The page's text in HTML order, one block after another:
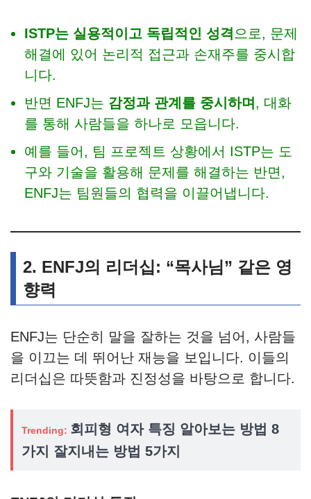
ISTP는 실용적이고 독립적인 성격 으로, 문제
해결에 있어 논리적 접근과 손재주를 중시합
니다.
반면 ENFJ는 감정과 관계를 중시하며 , 대화
를 통해 사람들을 하나로 모읍니다.
예를 들어, 팀 프로젝트 상황에서 ISTP는 도
구와 기술을 활용해 문제를 해결하는 반면,
ENFJ는 팀원들의 협력을 이끌어냅니다.
2. ENFJ의 리더십: “목사님” 같은 영
향력
ENFJ는 단순히 말을 잘하는 것을 넘어, 사람들
을 이끄는 데 뛰어난 재능을 보입니다. 이들의
리더십은 따뜻함과 진정성을 바탕으로 합니다.
Trending: 회피형 여자 특징 알아보는 방법 8
가지 잘지내는 방법 5가지